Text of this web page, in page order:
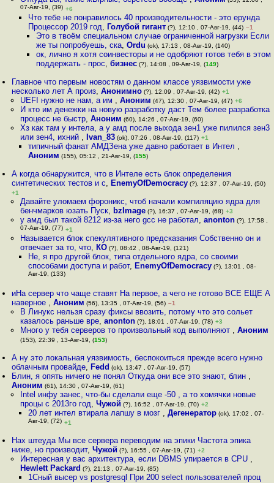
07-Авг-19, (39) +6
Что тебе не понравилось 40 производительности - это ерунда
Процессор 2019 год, Голубой гигант(?), 12:10 , 07-Авг-19, (44) –1
Это в твоём специальном случае ограниченной нагрузки Если
же ты попробуешь, ска,Ordu (ok), 17:13 , 08-Авг-19, (140)
ок, лично я хотя соинвесторы и не одобряют готов тебя в этом
поддержать - прос,бизнес (?), 14:08 , 09-Авг-19, (149)
Главное что первым новостям о данном классе уязвимости уже
несколько лет А произ,Анонимно (?), 12:09 , 07-Авг-19, (42) +1
UEFI нужно не нам, а им , Аноним (47), 12:30 , 07-Авг-19, (47) +6
И кто им денежки на новую разработку даст Тем более разработка
процесс не быстр, Аноним (60), 14:26 , 07-Авг-19, (60)
Хз как там у интела, а у амд после выхода зен1 уже пилился зен3
или зен4, ихний , Ivan_83(ok), 07:26 , 08-Авг-19, (117) +1
типичный фанат АМДЗена уже давно работает в Интел ,
Аноним (155), 05:12 , 21-Авг-19, (155)
А когда обнаружится, что в Интеле есть блок определения
синтетических тестов и с, EnemyOfDemocracy (?), 12:37 , 07-Авг-19, (50)
+1
Давайте уломаем фороникс, чтоб начали компиляцию ядра для
бенчмарков юзать Пуск, bzImage(?), 16:37 , 07-Авг-19, (68) +3
у амд был такой 8212 из-за него gcc не работал, anonton(?), 17:58 ,
07-Авг-19, (77) +1
Называется блок спекулятивного предсказания Собственно он и
отвечает за то, что, КО(?), 08:42 , 08-Авг-19, (121)
Не, я про другой блок, типа отдельного ядра, со своими
способами доступа и работ, EnemyOfDemocracy(?), 13:01 , 08-
Авг-19, (133)
иНа сервер что чаще ставят На первое, а чего не готово ВСЕ ЕЩЕ А
наверное ,Аноним (56), 13:35 , 07-Авг-19, (56) –1
В Линукс нельзя сразу фиксы ввозить, потому что это сольет
казалось раньше вре, anonton(?), 18:01 , 07-Авг-19, (78) +3
Много у тебя серверов то произвольный код выполняют , Аноним
(153), 22:39 , 13-Авг-19, (153)
А ну это локальная уязвимость, беспокоиться прежде всего нужно
облачным провайде, Fedd (ok), 13:47 , 07-Авг-19, (57)
Блин, я опять ничего не понял Откуда они все это знают, блин ,
Аноним (61), 14:30 , 07-Авг-19, (61)
Intel инфу занес, что-бы сделали еще -50 , а то хомячки новые
процы с 2013го год, Чужой (?), 16:52 , 07-Авг-19, (70) +2
20 лет интел втирала лапшу в мозг , Дегенератор(ok), 17:02 , 07-
Авг-19, (72) +1
Нах штеуда Мы все сервера переводим на эпики Частота эпика
ниже, но производит,Чужой (?), 16:55 , 07-Авг-19, (71) +2
Интересная у вас архитектура, если DBMS упирается в CPU ,
Hewlett Packard (?), 21:13 , 07-Авг-19, (85)
1Cный высер vs postgresql При 200 select пользователей проц